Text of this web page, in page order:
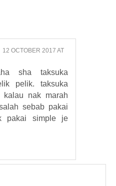
12 OCTOBER 2017 AT
sha taksuka
pelik. taksuka
kalau nak marah
sebab pakai
pakai simple je